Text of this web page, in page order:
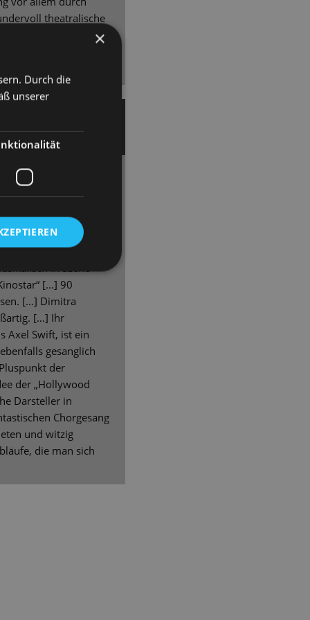
theatralische
Inszenierung […] eine
der Staatsoperette
hörenswert. […]
in Szene
[...] 90
[…] Dimitra
[…] Ihr
Axel Swift, ist ein
gesanglich
der
der „Hollywood
Darsteller in
Chorgesang
und witzig
die man sich
×
Durch die
unserer